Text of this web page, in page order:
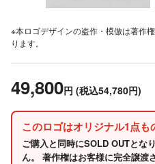
※本ロゴデザインの盗作・模倣は著作
ります。
49,800円 (税込54,780円)
このロゴはオリジナル1点も
ご購入と同時にSOLD OUTとな
ん。 著作権はお客様に完全譲渡